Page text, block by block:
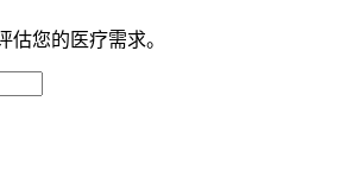
估您的医疗需求。